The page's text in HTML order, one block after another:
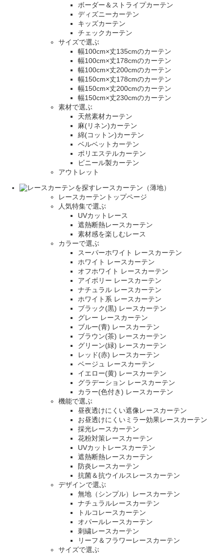
ボーダー＆ストライプカーテン
ディズニーカーテン
キッズカーテン
チェックカーテン
サイズで選ぶ
幅100cm×丈135cmのカーテン
幅100cm×丈178cmのカーテン
幅100cm×丈200cmのカーテン
幅150cm×丈178cmのカーテン
幅150cm×丈200cmのカーテン
幅150cm×丈230cmのカーテン
素材で選ぶ
天然素材カーテン
麻(リネン)カーテン
綿(コットン)カーテン
ベルベットカーテン
ポリエステルカーテン
ビニール製カーテン
アウトレット
レースカーテン（薄地）
レースカーテントップページ
人気特集で選ぶ
UVカットレース
遮熱断熱レースカーテン
素材感を楽しむレース
カラーで選ぶ
スーパーホワイト レースカーテン
ホワイト レースカーテン
オフホワイト レースカーテン
アイボリー レースカーテン
ナチュラル レースカーテン
ホワイト系 レースカーテン
ブラック(黒) レースカーテン
グレー レースカーテン
ブルー(青) レースカーテン
ブラウン(茶) レースカーテン
グリーン(緑) レースカーテン
レッド(赤) レースカーテン
ベージュ レースカーテン
イエロー(黄) レースカーテン
グラデーション レースカーテン
カラー(色付き) レースカーテン
機能で選ぶ
昼夜透けにくい遮像レースカーテン
お昼透けにくいミラー効果レースカーテン
採光レースカーテン
花粉対策レースカーテン
UVカットレースカーテン
遮熱断熱レースカーテン
防炎レースカーテン
抗菌＆抗ウイルスレースカーテン
デザインで選ぶ
無地（シンプル）レースカーテン
ナチュラルレースカーテン
トルコレースカーテン
オパールレースカーテン
刺繍レースカーテン
リーフ＆フラワーレースカーテン
サイズで選ぶ